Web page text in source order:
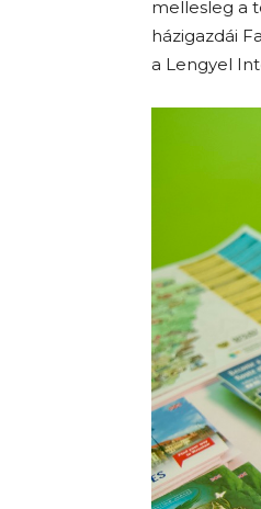
mellesleg a
házigazdái
a Lengyel